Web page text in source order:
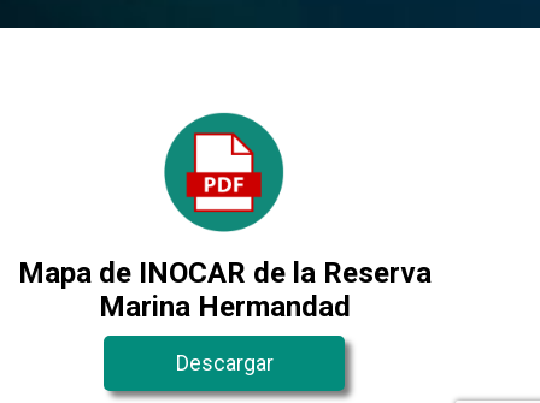
Mapa de INOCAR de la Reserva
Marina Hermandad
Descargar